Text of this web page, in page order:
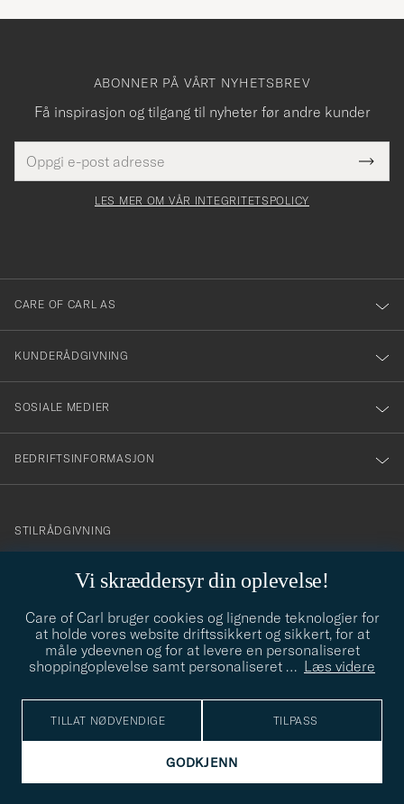
Vi skræddersyr din oplevelse!
Care of Carl bruger cookies og lignende teknologier for
at holde vores website driftssikkert og sikkert, for at
måle ydeevnen og for at levere en personaliseret
shoppingoplevelse samt personaliseret … Læs videre
TILLAT NØDVENDIGE TILPASS
GODKJENN
ABONNER PÅ VÅRT NYHETSBREV
Få inspirasjon og tilgang til nyheter før andre kunder
postadresse
felt
Tack
för
dig
till
vårt
nyhetsbrev!
LES MER OM VÅR INTEGRITETSPOLICY
CARE OF CARL AS
KUNDERÅDGIVNING
SOSIALE MEDIER
BEDRIFTSINFORMASJON
info@careofcarl.no
STILRÅDGIVNING
STILRÅDGIVNING
© Care of Carl 2026